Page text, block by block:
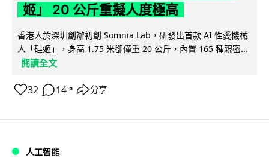
姬」 20 公斤重擬人度極高
香港人於深圳創辦初創 Somnia Lab，研發出首款 AI 性愛機械
人「硅姬」，身高 1.75 米卻僅重 20 公斤，內置 165 種親密...
閱讀全文
32 14 ↗ 分享
人工智能